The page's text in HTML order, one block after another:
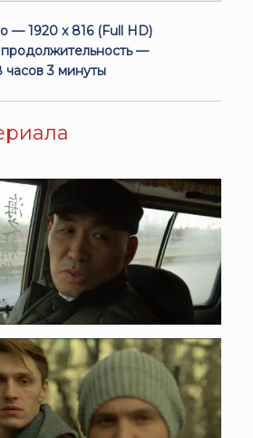
— 1920 x 816 (Full HD)
—
часов 3 минуты